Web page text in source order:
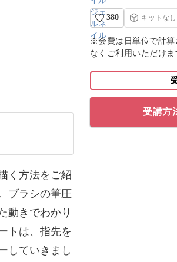
380 キットなし
※会費は日単位で計算
なくご利用いただけま
受講方
うか？
ンさんにぴっ
く方法をご紹
ブラシの筆圧
動きでわかり
トは、指先を
していきまし